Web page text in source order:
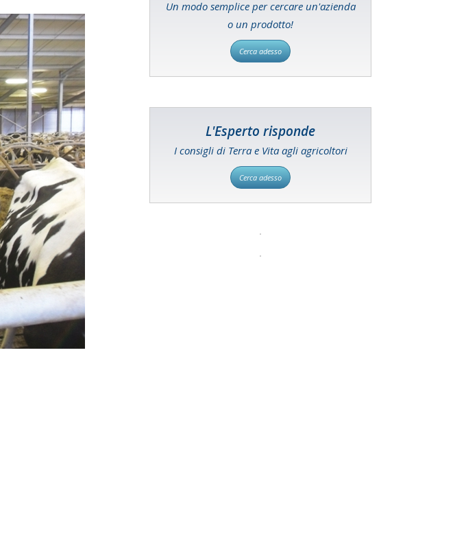
Un modo semplice per cercare un'azienda
o un prodotto!
Cerca adesso
L'Esperto risponde
I consigli di Terra e Vita agli agricoltori
Cerca adesso